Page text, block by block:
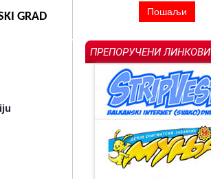
GRAD
ПРЕПОРУЧЕНИ ЛИНКОВИ